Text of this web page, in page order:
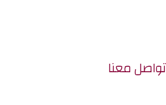
تواصل معنا